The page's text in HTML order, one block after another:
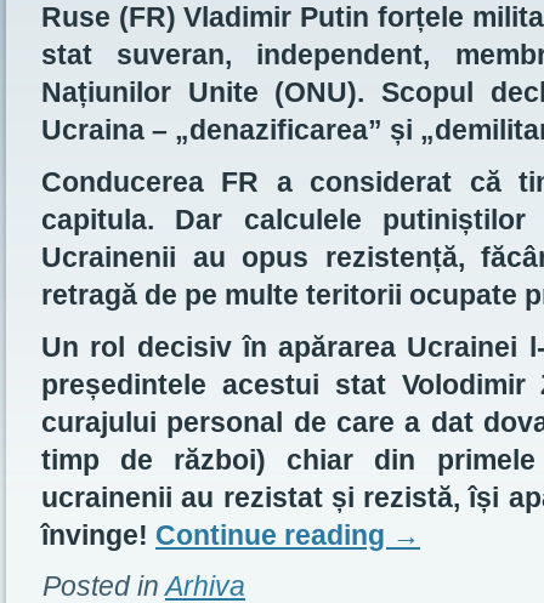
Ruse (FR) Vladimir Putin forțele
stat suveran, independent,
Națiunilor Unite (ONU). Scopul
Ucraina – „denazificarea” și
Conducerea FR a considerat că
capitula. Dar calculele
Ucrainenii au opus rezistență,
retragă de pe multe teritorii ocupate
Un rol decisiv în apărarea Ucrainei
președintele acestui stat Volodimir
curajului personal de care a dat
timp de război) chiar din
ucrainenii au rezistat și rezistă, își
învinge! Continue reading →
Posted in Arhiva